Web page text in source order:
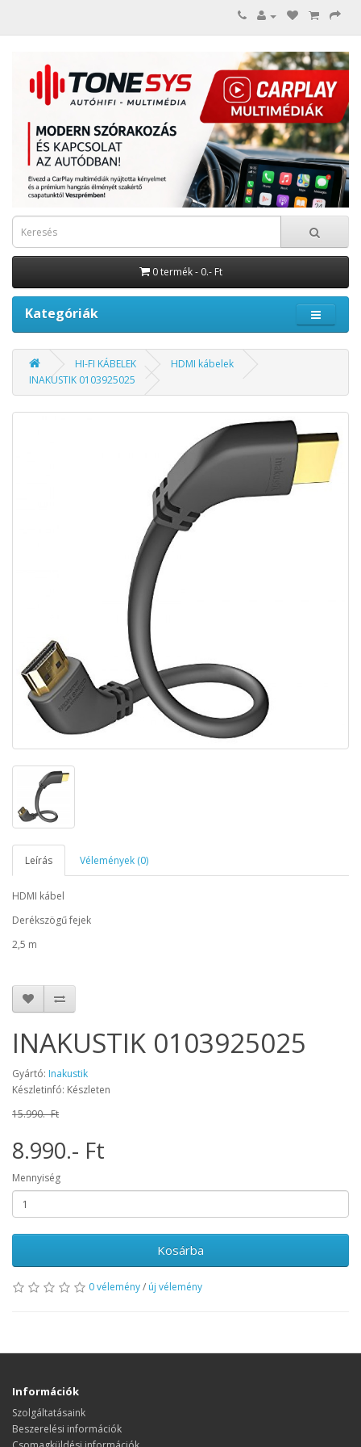
0 termék - 0.- Ft
Kategóriák
HI-FI KÁBELEK
HDMI kábelek
INAKUSTIK 0103925025
Leírás Vélemények (0)
HDMI kábel
Derékszögű fejek
2,5 m
INAKUSTIK 0103925025
Gyártó: Inakustik
Készletinfó: Készleten
15.990.- Ft
8.990.- Ft
Mennyiség
Kosárba
0 vélemény/ új vélemény
Információk
Szolgáltatásaink
Beszerelési információk